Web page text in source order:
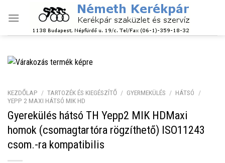
KEZDŐLAP / TARTOZÉK ÉS KIEGÉSZÍTŐ / GYERMEKÜLÉS / HÁTSÓ
/
YEPP 2 MAXI HÁTSÓ MIK HD
Gyerekülés hátsó TH Yepp2 MIK HDMaxi
homok (csomagtartóra rögzíthető) ISO11243
csom.-ra kompatibilis